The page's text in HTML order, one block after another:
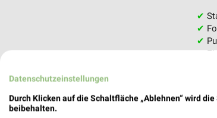
✔
✔
✔
✔
Datenschutzeinstellungen
Durch Klicken auf die Schaltfläche „Ablehnen“ wird
beibehalten.